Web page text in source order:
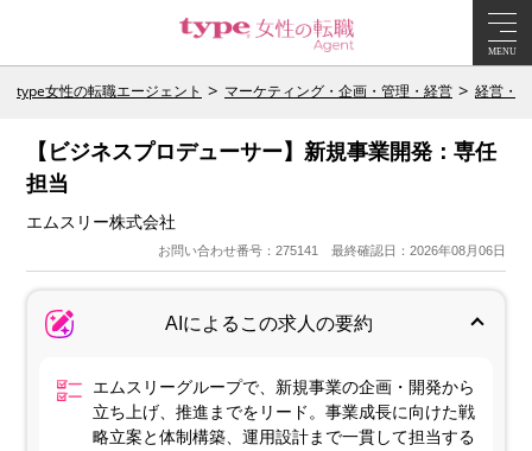
MENU
type女性の転職エージェント マーケティング・企画・管理・経営 経営・
【ビジネスプロデューサー】新規事業開発：専任
担当
エムスリー株式会社
お問い合わせ番号：275141 最終確認日：2026年08月06日
AIによるこの求人の要約
エムスリーグループで、新規事業の企画・開発から
立ち上げ、推進までをリード。事業成長に向けた戦
略立案と体制構築、運用設計まで一貫して担当する